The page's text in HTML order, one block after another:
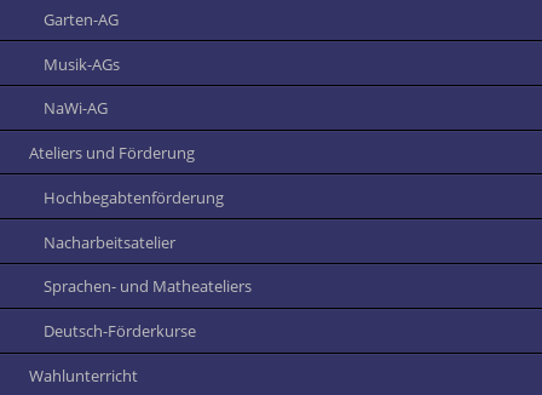
Garten-AG
Musik-AGs
NaWi-AG
Ateliers und Förderung
Hochbegabtenförderung
Nacharbeitsatelier
Sprachen- und Matheateliers
Deutsch-Förderkurse
Wahlunterricht